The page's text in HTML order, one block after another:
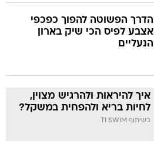
הדרך הפשוטה להפוך כפכפי
אצבע לפיס הכי שיק בארון
הנעליים
איך להיראות ולהרגיש מצוין,
לחיות בריא ולהפחית במשקל?
בשיתוף TI SWIM